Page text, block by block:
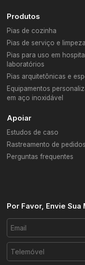
Produtos
Pias de cozinha
Pias de serviço e limpeza
Pias para uso em
laboratórios
Pias arquitetônicas e
Equipamentos
em aço inoxidável
Apoiar
Estudos de caso
Rastreamento de pedidos
Perguntas frequentes
Por Favor, Envie